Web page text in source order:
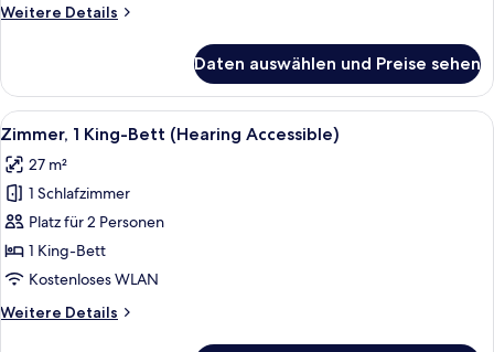
Tub)
Weitere Details
Weitere
1 King-
Bett
(Mobility
Tub)
Daten auswählen und Preise sehen
Alle
Fotos
für
Zimmer,
1 King-
Bett
(Hearing
anzeigen
Ein modernes Hotelzimmer mit
6
Zimmer, 1 King-Bett (Hearing Accessible)
27 m²
1 Schlafzimmer
Platz für 2 Personen
1 King-Bett
Kostenloses WLAN
Weitere Details
Weitere